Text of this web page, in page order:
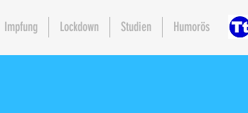
Impfung Lockdown Studien Humorös